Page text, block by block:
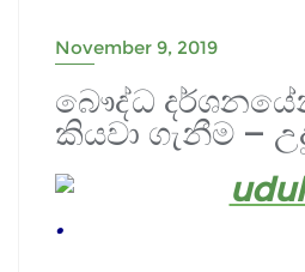
November 9, 2019
බෞද්ධ
කියවා ගැනීම –
.